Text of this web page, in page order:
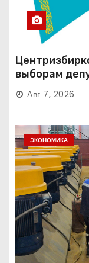
выборам
Авг 7, 2026
ЭКОНОМИКА